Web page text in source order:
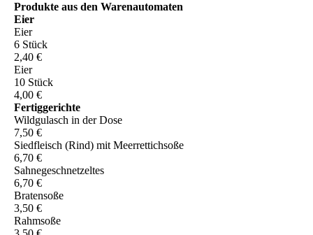
Produkte aus den Warenautomaten
Eier
Eier
6 Stück
2,40 €
Eier
10 Stück
4,00 €
Fertiggerichte
Wildgulasch in der Dose
7,50 €
Siedfleisch (Rind) mit Meerrettichsoße
6,70 €
Sahnegeschnetzeltes
6,70 €
Bratensoße
3,50 €
Rahmsoße